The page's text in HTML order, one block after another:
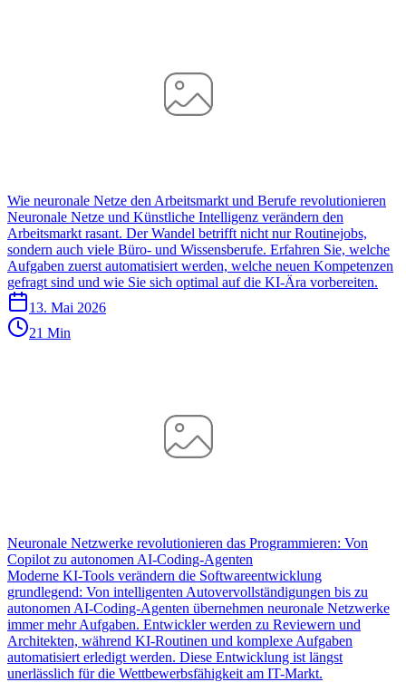
Wie neuronale Netze den Arbeitsmarkt und Berufe revolutionieren
Neuronale Netze und Künstliche Intelligenz verändern den
Arbeitsmarkt rasant. Der Wandel betrifft nicht nur Routinejobs,
sondern auch viele Büro- und Wissensberufe. Erfahren Sie, welche
Aufgaben zuerst automatisiert werden, welche neuen Kompetenzen
gefragt sind und wie Sie sich optimal auf die KI-Ära vorbereiten.
13. Mai 2026
21 Min
Neuronale Netzwerke revolutionieren das Programmieren: Von
Copilot zu autonomen AI-Coding-Agenten
Moderne KI-Tools verändern die Softwareentwicklung
grundlegend: Von intelligenten Autovervollständigungen bis zu
autonomen AI-Coding-Agenten übernehmen neuronale Netzwerke
immer mehr Aufgaben. Entwickler werden zu Reviewern und
Architekten, während KI-Routinen und komplexe Aufgaben
automatisiert erledigt werden. Diese Entwicklung ist längst
unerlässlich für die Wettbewerbsfähigkeit am IT-Markt.